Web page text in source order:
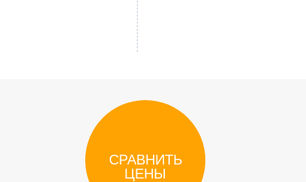
СРАВНИТЬ
ЦЕНЫ